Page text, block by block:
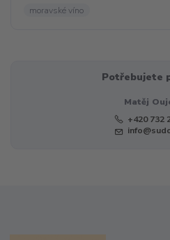
moravské víno
Potřebujete
Matěj
+420 732